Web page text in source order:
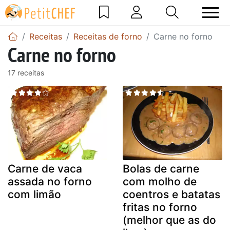
Receitas Receitas de forno Carne no forno
Carne no forno
17 receitas
Carne de vaca
assada no forno
com limão
Bolas de carne
com molho de
coentros e batatas
fritas no forno
(melhor que as do